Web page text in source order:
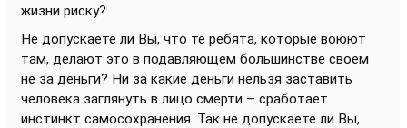
жизни риску?
Не допускаете ли Вы, что те ребята, которые воюют
там, делают это в подавляющем большинстве своём
не за деньги? Ни за какие деньги нельзя заставить
человека заглянуть в лицо смерти – сработает
инстинкт самосохранения. Так не допускаете ли Вы,